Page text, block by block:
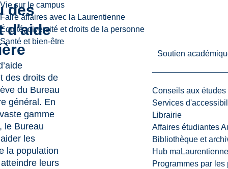
Vie sur le campus
Faire affaires avec la Laurentienne
Équité, diversité et droits de la personne
Santé et bien-être
Soutien
Conseils aux études
Services
Librairie
Affaires étudiantes
Bibliothèque et
Hub maLaurentienne
Programmes par les
des
d'aide
des droits de
du Bureau
général. En
gamme
le Bureau
les
la population
leurs